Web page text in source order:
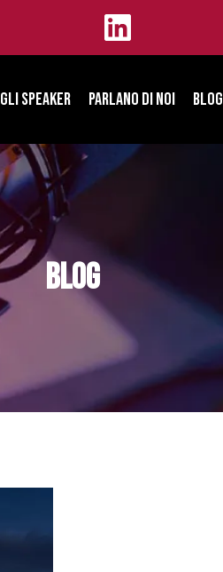
GLI SPEAKER Parlano di noi Blog
BLOG